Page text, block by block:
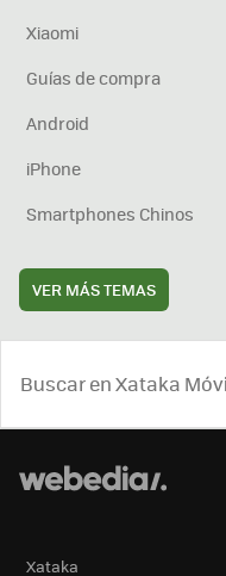
Xiaomi
Guías de compra
Android
iPhone
Smartphones Chinos
VER MÁS TEMAS
Xataka